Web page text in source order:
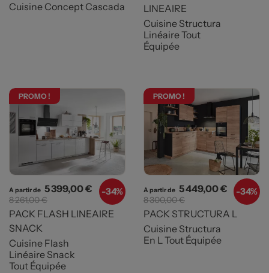
Cuisine Concept Cascada
LINEAIRE
Cuisine Structura
Linéaire Tout
Équipée
PROMO !
-34%
A partir de Prix
5 399,00 € Prix de base
8 261,00 €
PACK FLASH LINEAIRE
SNACK
Cuisine Flash
Linéaire Snack
Tout Équipée
PROMO !
-34%
A partir de Prix
5 449,00 € Prix de
8 300,00 €
PACK STRUCTURA L
Cuisine Structura
En L Tout Équipée